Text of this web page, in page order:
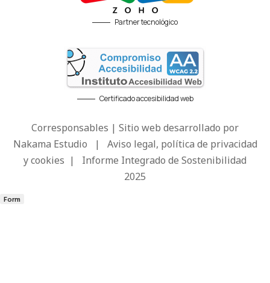
Partner tecnológico
Certificado accesibilidad web
Corresponsables | Sitio web desarrollado por
Nakama Estudio | Aviso legal, política de privacidad
y cookies | Informe Integrado de Sostenibilidad
2025
Form